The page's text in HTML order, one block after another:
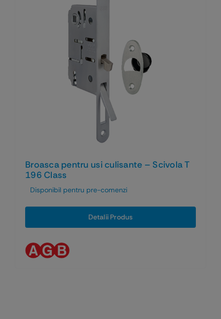
Broasca pentru usi culisante – Scivola T
196 Class
Disponibil pentru pre-comenzi
Detalii Produs